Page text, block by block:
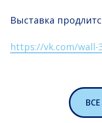
Выставка
https://vk.com/wall-